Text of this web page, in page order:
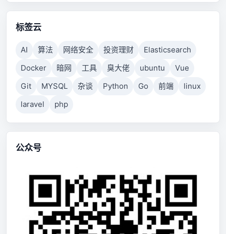
标签云
AI 算法 网络安全 投资理财
Elasticsearch
Docker
暗网 工具 臭大佬 ubuntu
Vue
Git
MYSQL 杂谈 Python Go 前端
linux
laravel
php
公众号